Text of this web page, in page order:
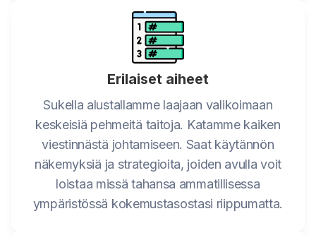
Erilaiset aiheet
Sukella alustallamme laajaan valikoimaan
keskeisiä pehmeitä taitoja. Katamme kaiken
viestinnästä johtamiseen. Saat käytännön
näkemyksiä ja strategioita, joiden avulla voit
loistaa missä tahansa ammatillisessa
ympäristössä kokemustasostasi riippumatta.